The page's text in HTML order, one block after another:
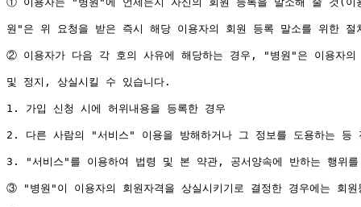
원"은 위 요청을 받은 즉시 해당 이용자의 회원 등록 말소를 위한 절
② 이용자가 다음 각 호의 사유에 해당하는 경우, "병원"은 이용자의
및 정지, 상실시킬 수 있습니다.
1. 가입 신청 시에 허위내용을 등록한 경우
2. 다른 사람의 "서비스" 이용을 방해하거나 그 정보를 도용하는 등
3. "서비스"를 이용하여 법령 및 본 약관, 공서양속에 반하는 행위
③ "병원"이 이용자의 회원자격을 상실시키기로 결정한 경우에는 회원